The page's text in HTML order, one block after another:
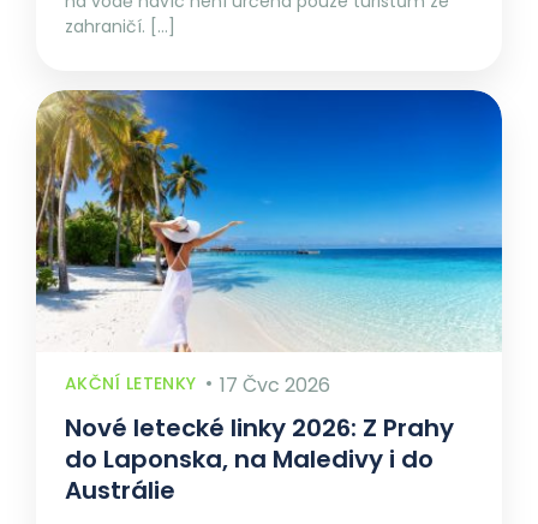
zahraničí. […]
AKČNÍ LETENKY 17 Čvc 2026
Nové letecké linky 2026: Z Prahy
do Laponska, na Maledivy i do
Austrálie